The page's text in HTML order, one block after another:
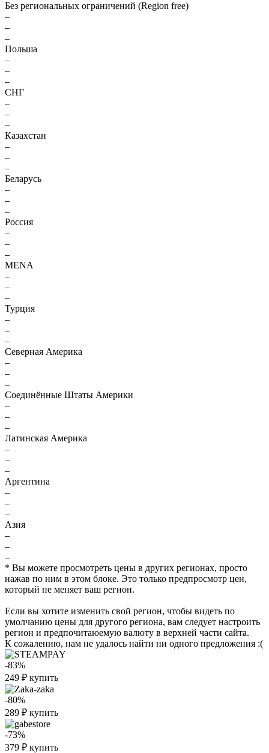
Без региональных ограничений (Region free)
–
–
–
Польша
–
–
–
СНГ
–
–
–
Казахстан
–
–
–
Беларусь
–
–
–
Россия
–
–
–
MENA
–
–
–
Турция
–
–
–
Северная Америка
–
–
–
Соединённые Штаты Америки
–
–
–
Латинская Америка
–
–
–
Аргентина
–
–
–
Азия
–
–
–
* Вы можете просмотреть цены в других регионах, просто
нажав по ним в этом блоке. Это только предпросмотр цен,
который не меняет ваш регион.
Если вы хотите изменить свой регион, чтобы видеть по
умолчанию цены для другого региона, вам следует настроить
регион и предпочитаюемую валюту в верхней части сайта.
К сожалению, нам не удалось найти ни одного предложения :(
-83%
249 ₽ купить
-80%
289 ₽ купить
-73%
379 ₽ купить